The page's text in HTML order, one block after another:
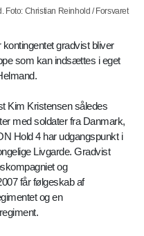
Foto: Christian Reinhold / Forsvaret
gradvist bliver
som kan indsættes i eget
Kim Kristensen således
med soldater fra Danmark,
Hold 4 har udgangspunkt i
Livgarde. Gradvist
og
får følgeskab af
og en